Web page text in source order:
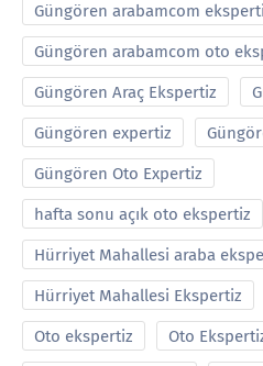
Güngören arabamcom
Güngören arabamcom oto
Güngören Araç Ekspertiz
Güngören expertiz
Güngören Oto Expertiz
hafta sonu açık oto ekspertiz
Hürriyet Mahallesi araba
Hürriyet Mahallesi Ekspertiz
Oto ekspertiz Oto